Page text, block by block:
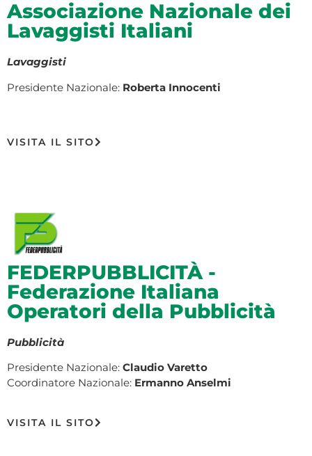
Associazione Nazionale dei
Lavaggisti Italiani
Lavaggisti
Presidente Nazionale: Roberta Innocenti
VISITA IL SITO
FEDERPUBBLICITÀ -
Federazione Italiana
Operatori della Pubblicità
Pubblicità
Presidente Nazionale: Claudio Varetto
Coordinatore Nazionale: Ermanno Anselmi
VISITA IL SITO